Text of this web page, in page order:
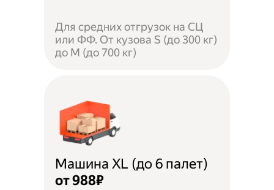
Для средних отгрузок на СЦ
или ФФ. От кузова S (до 300 кг)
до M (до 700 кг)
Машина XL (до 6 палет)
от 988₽